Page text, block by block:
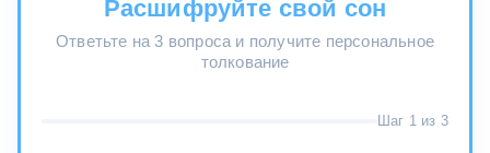
Расшифруйте свой сон
Ответьте на 3 вопроса и получите персональное
толкование
Шаг 1 из 3